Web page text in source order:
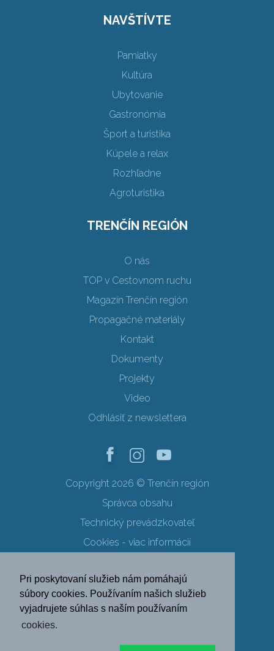
Pri poskytovaní služieb nám pomáhajú
súbory cookies. Používaním našich služieb
vyjadrujete súhlas s naším používaním
cookies.
NAVŠTÍVTE
Pamiatky
Kultúra
Ubytovanie
Gastronómia
Šport a turistika
Kúpele a relax
Rozhľadne
Agroturistika
TRENČÍN REGIÓN
O nás
TOP v Cestovnom ruchu
Magazín Trenčín región
Propagačné materiály
Kontakt
Dokumenty
Projekty
Video
Odhlásiť z newslettera
Copyright 2026 © Trenčín región
Správca obsahu
Technický prevádzkovateľ
Cookies - viac informácií
Ochrana osobných údajov
SK EN DE
PL